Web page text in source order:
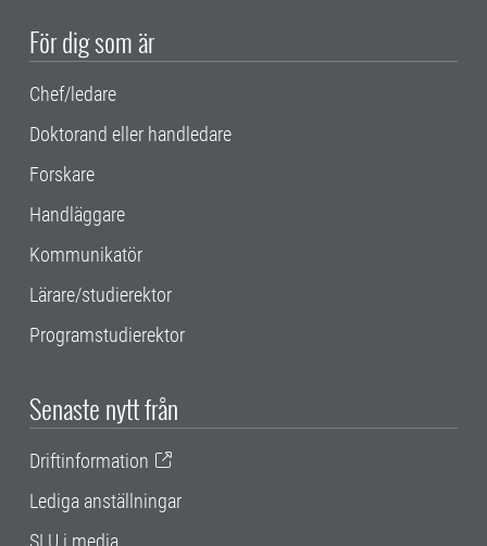
För dig som är
Chef/ledare
Doktorand eller handledare
Forskare
Handläggare
Kommunikatör
Lärare/studierektor
Programstudierektor
Senaste nytt från
Driftinformation
Lediga anställningar
SLU i media